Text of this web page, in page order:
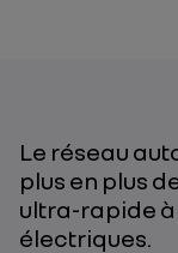
Le réseau
plus en plus
ultra-rapide
électriques.